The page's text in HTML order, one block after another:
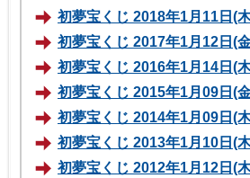
初夢宝くじ 2018年1月11日(
初夢宝くじ 2017年1月12日(
初夢宝くじ 2016年1月14日(
初夢宝くじ 2015年1月09日(
初夢宝くじ 2014年1月09日(
初夢宝くじ 2013年1月10日(
初夢宝くじ 2012年1月12日(